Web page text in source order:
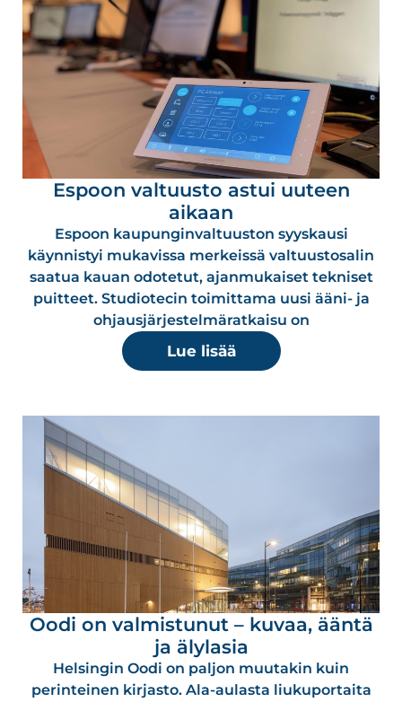
Espoon valtuusto astui uuteen
aikaan
Espoon kaupunginvaltuuston syyskausi
käynnistyi mukavissa merkeissä valtuustosalin
saatua kauan odotetut, ajanmukaiset tekniset
puitteet. Studiotecin toimittama uusi ääni- ja
ohjausjärjestelmäratkaisu on
Lue lisää
Oodi on valmistunut – kuvaa, ääntä
ja älylasia
Helsingin Oodi on paljon muutakin kuin
perinteinen kirjasto. Ala-aulasta liukuportaita